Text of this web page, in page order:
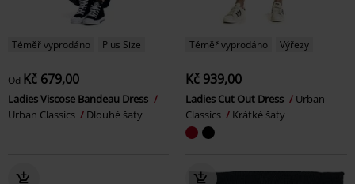
Téměř vyprodáno Plus Size
Od Kč 679,00
Ladies Viscose Bandeau Dress
Urban Classics
Dlouhé šaty
Téměř vyprodáno Výřezy
Kč 939,00
Ladies Cut Out Dress
Urban
Classics
Krátké šaty